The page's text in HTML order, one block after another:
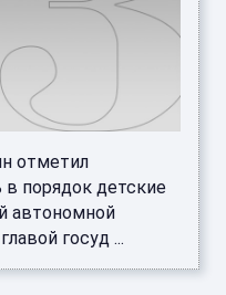
отметил
порядок детские
автономной
госуд ...